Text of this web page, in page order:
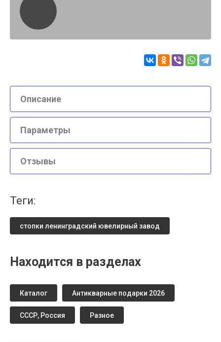
Описание
Параметры
Отзывы
теги:
стопки ленинградский ювелирный завод
Находится в разделах
Каталог Антикварные подарки 2026
СССР, Россия Разное